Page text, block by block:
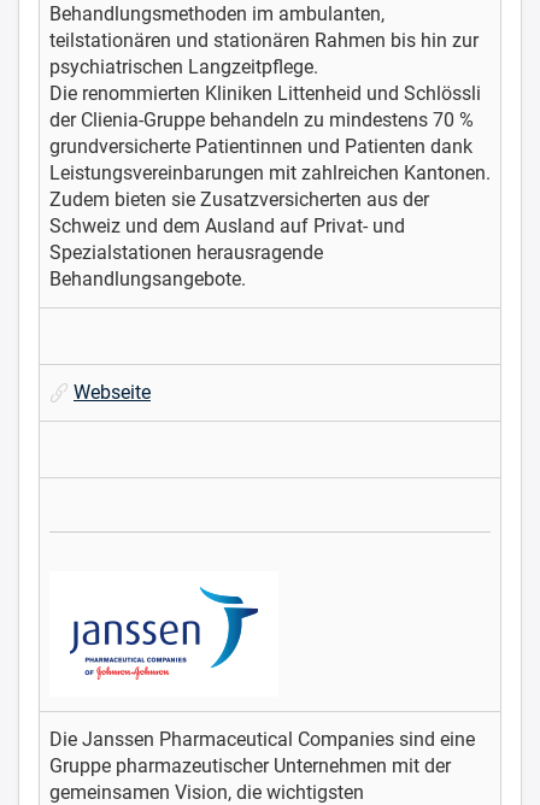
Behandlungsmethoden im ambulanten,
teilstationären und stationären Rahmen bis hin zur
psychiatrischen Langzeitpflege.
Die renommierten Kliniken Littenheid und Schlössli
der Clienia-Gruppe behandeln zu mindestens 70 %
grundversicherte Patientinnen und Patienten dank
Leistungsvereinbarungen mit zahlreichen Kantonen.
Zudem bieten sie Zusatzversicherten aus der
Schweiz und dem Ausland auf Privat- und
Spezialstationen herausragende
Behandlungsangebote.
Webseite
Die Janssen Pharmaceutical Companies sind eine
Gruppe pharmazeutischer Unternehmen mit der
gemeinsamen Vision, die wichtigsten